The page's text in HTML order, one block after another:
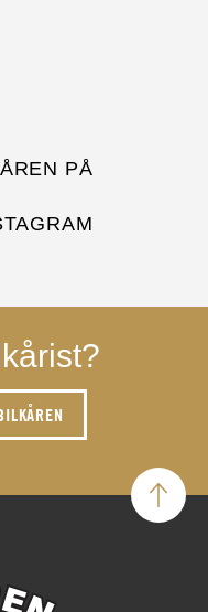
PÅ